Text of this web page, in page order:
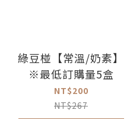
綠豆椪【常溫/奶素】
※最低訂購量5盒
NT$200
NT$267